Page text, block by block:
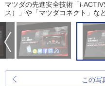
マツダの先進安全技術「i-
ス）」や「マツダコネクト」な
この写